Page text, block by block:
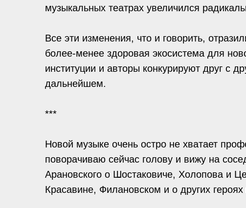
музыкальных театрах увеличился
Все эти изменения, что и говорить,
более-менее здоровая экосистема для
институции и авторы конкурируют друг с
дальнейшем.
***
Новой музыке очень остро не хватает
поворачиваю сейчас голову и вижу на
Арановского о Шостаковиче, Холопова и
Красавине, Филановском и о других